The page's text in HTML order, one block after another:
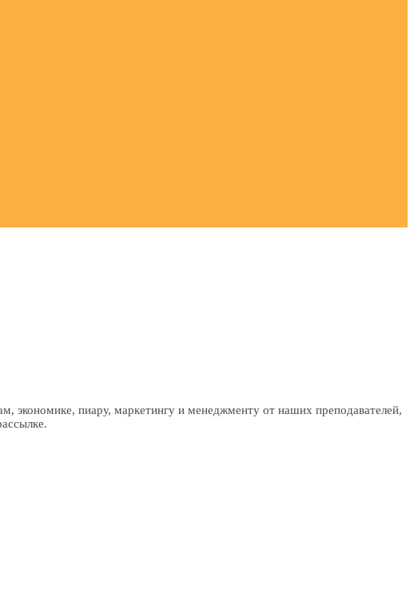
экономике, пиару, маркетингу и менеджменту от наших преподавателей,